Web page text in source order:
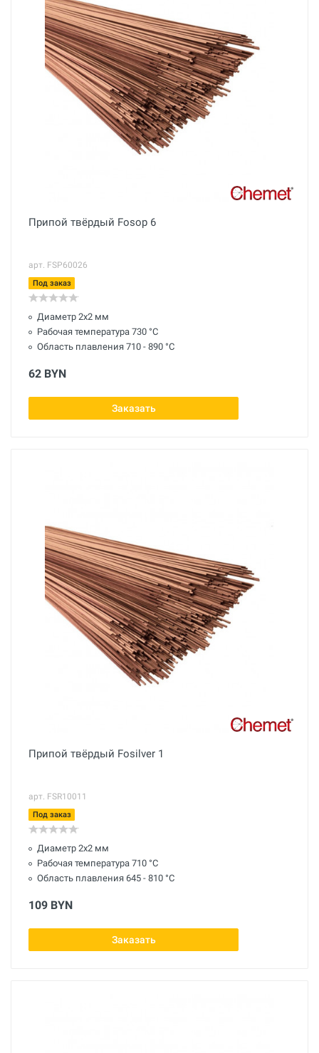
Припой твёрдый Fosop 6
арт. FSP60026
Под заказ
Диаметр 2х2 мм
Рабочая температура 730 °С
Область плавления 710 - 890 °С
62 BYN
Заказать
Припой твёрдый Fosilver 1
арт. FSR10011
Под заказ
Диаметр 2х2 мм
Рабочая температура 710 °С
Область плавления 645 - 810 °С
109 BYN
Заказать